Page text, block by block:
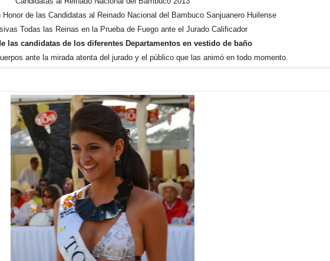
de las Candidatas al Reinado Nacional del Bambuco Sanjuanero Huilense
Todas las Reinas en la Prueba de Fuego ante el Jurado Calificador
las candidatas de los diferentes Departamentos en vestido de baño
ante la mirada atenta del jurado y el público que las animó en todo momento.